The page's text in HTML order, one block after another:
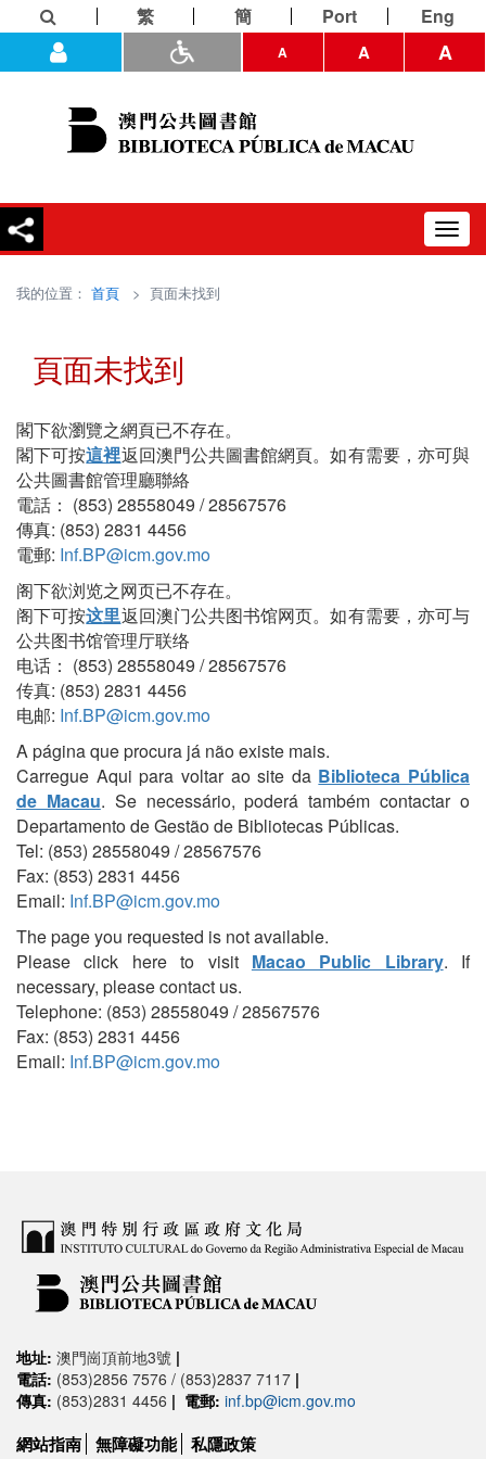
繁 簡 Port Eng
A A A
我的位置： 首頁 > 頁面未找到
頁面未找到
閣下欲瀏覽之網頁已不存在。
閣下可按這裡返回澳門公共圖書館網頁。如有需要，亦可與
公共圖書館管理廳聯絡
電話： (853) 28558049 / 28567576
傳真: (853) 2831 4456
電郵: Inf.BP@icm.gov.mo
阁下欲浏览之网页已不存在。
阁下可按这里返回澳门公共图书馆网页。如有需要，亦可与
公共图书馆管理厅联络
电话： (853) 28558049 / 28567576
传真: (853) 2831 4456
电邮: Inf.BP@icm.gov.mo
A página que procura já não existe mais.
Carregue Aqui para voltar ao site da Biblioteca Pública
de Macau. Se necessário, poderá também contactar o
Departamento de Gestão de Bibliotecas Públicas.
Tel: (853) 28558049 / 28567576
Fax: (853) 2831 4456
Email: Inf.BP@icm.gov.mo
The page you requested is not available.
Please click here to visit Macao Public Library. If
necessary, please contact us.
Telephone: (853) 28558049 / 28567576
Fax: (853) 2831 4456
Email: Inf.BP@icm.gov.mo
地址: 澳門崗頂前地3號 |
電話: (853)2856 7576 / (853)2837 7117 |
傳真: (853)2831 4456 | 電郵: inf.bp@icm.gov.mo
網站指南 無障礙功能 私隱政策